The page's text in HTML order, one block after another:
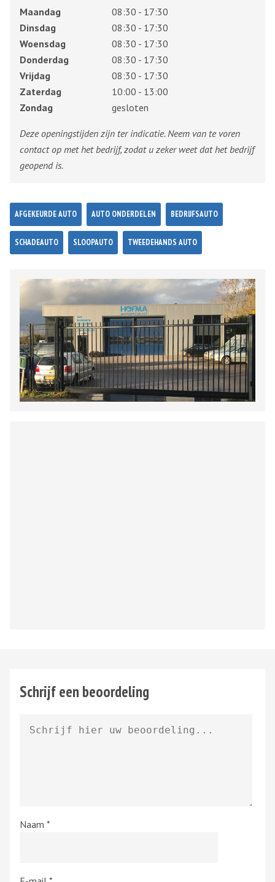
Maandag
08:30 - 17:30
Dinsdag
08:30 - 17:30
Woensdag
08:30 - 17:30
Donderdag
08:30 - 17:30
Vrijdag
08:30 - 17:30
Zaterdag
10:00 - 13:00
Zondag
gesloten
Deze openingstijden zijn ter indicatie. Neem van te voren
contact op met het bedrijf, zodat u zeker weet dat het bedrijf
geopend is.
AFGEKEURDE AUTO AUTO ONDERDELEN BEDRIJFSAUTO
SCHADEAUTO SLOOPAUTO TWEEDEHANDS AUTO
Schrijf een beoordeling
Naam *